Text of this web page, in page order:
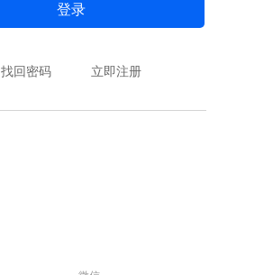
登录
找回密码 立即注册